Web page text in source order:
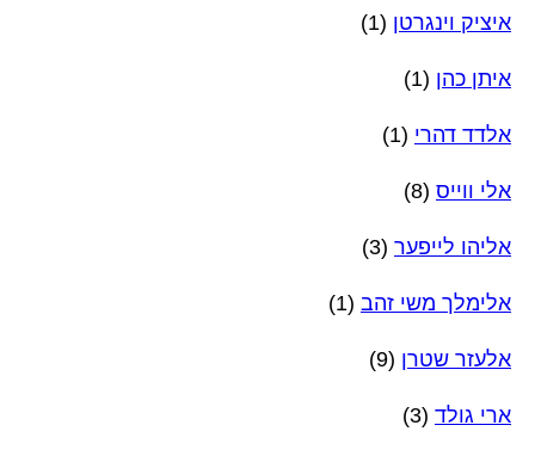
איציק וינגרטן (1)
איתן כהן (1)
אלדד דהרי (1)
אלי ווייס (8)
אליהו לייפער (3)
אלימלך משי זהב (1)
אלעזר שטרן (9)
ארי גולד (3)